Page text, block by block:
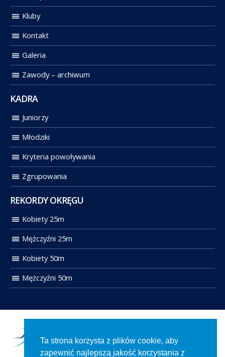
Kluby
Kontakt
Galeria
Zawody – archiwum
KADRA
Juniorzy
Młodziki
Kryteria powoływania
Zgrupowania
REKORDY OKRĘGU
Kobiety 25m
Mężczyźni 25m
Kobiety 50m
Mężczyźni 50m
Ta strona korzysta z plików cookie, aby
zapewnić najlepszą jakość korzystania z